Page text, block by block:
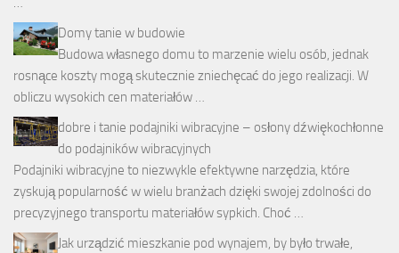
Domy tanie w budowie
Budowa własnego domu to marzenie wielu osób, jednak
rosnące koszty mogą skutecznie zniechęcać do jego realizacji. W
obliczu wysokich cen materiałów …
dobre i tanie podajniki wibracyjne – osłony dźwiękochłonne
do podajników wibracyjnych
Podajniki wibracyjne to niezwykle efektywne narzędzia, które
zyskują popularność w wielu branżach dzięki swojej zdolności do
precyzyjnego transportu materiałów sypkich. Choć …
Jak urządzić mieszkanie pod wynajem, by było trwałe,